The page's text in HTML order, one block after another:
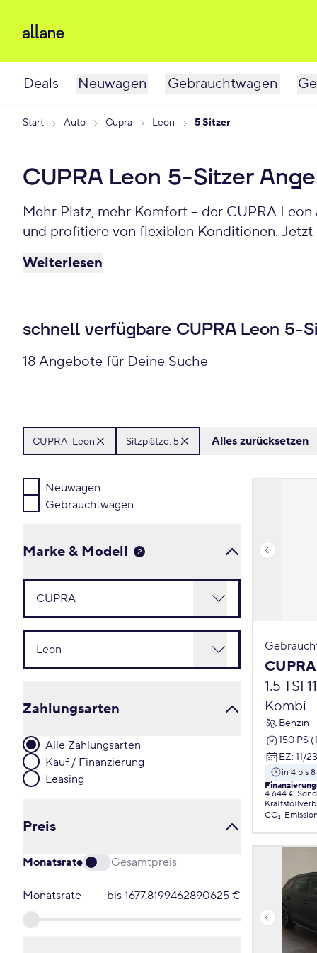
Deals Neuwagen Gebrauchtwagen
Start Auto Cupra Leon 5 Sitzer
CUPRA Leon 5-Sitzer
Mehr Platz, mehr Komfort – der CUPRA
und profitiere von flexiblen Konditionen.
Weiterlesen
schnell verfügbare CUPRA Leon 5-
18 Angebote für Deine Suche
CUPRA: Leon Sitzplätze: 5 Alles zurücksetzen
Neuwagen
Gebrauchtwagen
Marke & Modell 2
Zahlungsarten
Alle Zahlungsarten
Kauf / Finanzierung
Leasing
Preis
Monatsrate Gesamtpreis
Monatsrate bis 1677.8199462890625 €
1.5 TSI
Kombi
Benzin
150 PS
EZ: 11/23
in 4 bis
4.644 €
CO₂-